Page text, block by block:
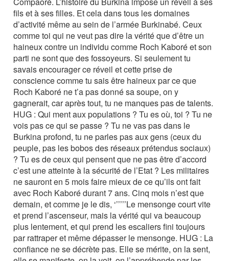
fils et à ses filles. Et cela dans tous les domaines
d’activité même au sein de l’armée Burkinabé. Ceux
comme toi qui ne veut pas dire la vérité que d’être un
haineux contre un individu comme Roch Kaboré et son
parti ne sont que des fossoyeurs. Si seulement tu
savais encourager ce réveil et cette prise de
conscience comme tu sais être haineux par ce que
Roch Kaboré ne t’a pas donné sa soupe, on y
gagnerait, car après tout, tu ne manques pas de talents.
HUG : Qui ment aux populations ? Tu es où, toi ? Tu ne
vois pas ce qui se passe ? Tu ne vas pas dans le
Burkina profond, tu ne parles pas aux gens (ceux du
peuple, pas les bobos des réseaux prétendus sociaux)
? Tu es de ceux qui pensent que ne pas être d’accord
c’est une atteinte à la sécurité de l’Etat ? Les militaires
ne sauront en 5 mois faire mieux de ce qu’ils ont fait
avec Roch Kaboré durant 7 ans. Cinq mois n’est que
demain, et comme je le dis, ‘’’’’’Le mensonge court vite
et prend l’ascenseur, mais la vérité qui va beaucoup
plus lentement, et qui prend les escaliers fini toujours
par rattraper et même dépasser le mensonge. HUG : La
confiance ne se décrète pas. Elle se mérite, on la sent,